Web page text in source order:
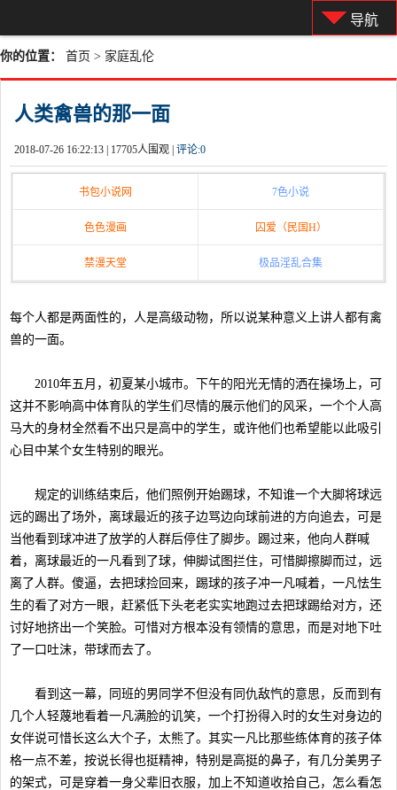
导航
你的位置： 首页 > 家庭乱伦
人类禽兽的那一面
2018-07-26 16:22:13 | 17705人围观 | 评论:0
书包小说网 7色小说
色色漫画 囚爱（民国H）
禁漫天堂 极品淫乱合集
每个人都是两面性的，人是高级动物，所以说某种意义上讲人都有禽
兽的一面。
2010年五月，初夏某小城市。下午的阳光无情的洒在操场上，可
这并不影响高中体育队的学生们尽情的展示他们的风采，一个个人高
马大的身材全然看不出只是高中的学生，或许他们也希望能以此吸引
心目中某个女生特别的眼光。
规定的训练结束后，他们照例开始踢球，不知谁一个大脚将球远
远的踢出了场外，离球最近的孩子边骂边向球前进的方向追去，可是
当他看到球冲进了放学的人群后停住了脚步。踢过来，他向人群喊
着，离球最近的一凡看到了球，伸脚试图拦住，可惜脚擦脚而过，远
离了人群。傻逼，去把球捡回来，踢球的孩子冲一凡喊着，一凡怯生
生的看了对方一眼，赶紧低下头老老实实地跑过去把球踢给对方，还
讨好地挤出一个笑脸。可惜对方根本没有领情的意思，而是对地下吐
了一口吐沫，带球而去了。
看到这一幕，同班的男同学不但没有同仇敌忾的意思，反而到有
几个人轻蔑地看着一凡满脸的讥笑，一个打扮得入时的女生对身边的
女伴说可惜长这么大个子，太熊了。其实一凡比那些练体育的孩子体
格一点不差，按说长得也挺精神，特别是高挺的鼻子，有几分美男子
的架式，可是穿着一身父辈旧衣服，加上不知道收拾自己，怎么看怎